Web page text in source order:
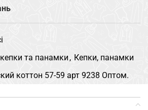
та панамки , Кепки, панамки
коттон 57-59 арт 9238 Оптом.